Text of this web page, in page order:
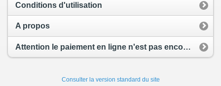
Conditions d'utilisation
A propos
Attention le paiement en ligne n'est pas encore opérationnel
Consulter la version standard du site